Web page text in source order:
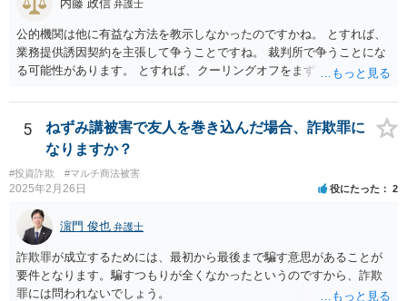
の額を定めるに当たって、被害者の過失を考慮する制度であるとこ
ろ、第１審被告らの不法行為は、故意による違法な詐欺行為であっ
て、このような場合に、被害者である第１審原告らの損害額を減額す
ることは、加害者である第１審被告らに対し、故意に違法な手段で取
資詐欺（ポンジスキーム）等の事例においては、相手方が故意に騙し
た事案であれば、過失相殺の主張は封じられることになります。
内藤 政信 弁護士
公的機関は他に有益な方法を教示しなかったのですかね。 とすれば、
業務提供誘因契約を主張して争うことですね。 裁判所で争うことにな
る可能性があります。 とすれば、クーリングオフをまず実行すること
5
ねずみ講被害で友人を巻き込んだ場合、詐欺罪に
なりますか？
#投資詐欺 #マルチ商法被害
2025年2月26日 役にたった 2
濵門 俊也 弁護士
詐欺罪が成立するためには、最初から最後まで騙す意思があることが
要件となります。騙すつもりが全くなかったというのですから、詐欺
罪には問われないでしょう。